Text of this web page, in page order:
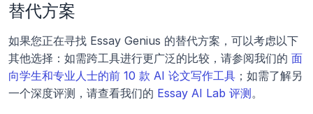
替代方案
如果您正在寻找 Essay Genius 的替代方案，可以考虑以下
其他选择：如需跨工具进行更广泛的比较，请参阅我们的 面
向学生和专业人士的前 10 款 AI 论文写作工具 ；如需了解另
一个深度评测，请查看我们的 Essay AI Lab 评测 。